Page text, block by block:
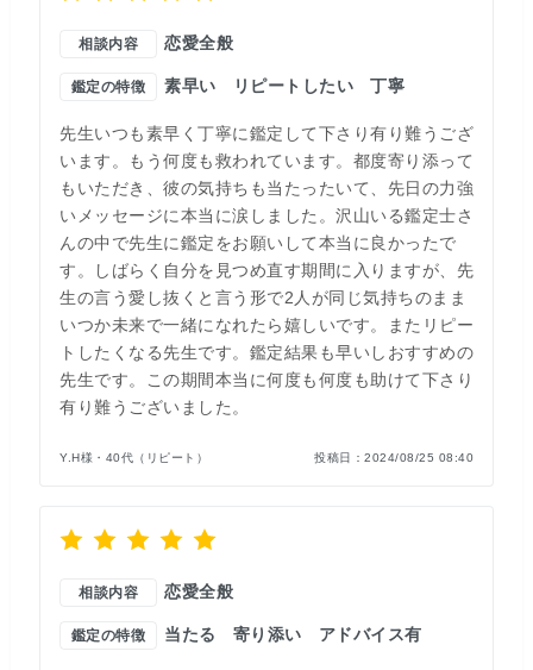
相談内容 恋愛全般
鑑定の特徴 素早い リピートしたい 丁寧
先生いつも素早く丁寧に鑑定して下さり有り難うござ
います。もう何度も救われています。都度寄り添って
もいただき、彼の気持ちも当たったいて、先日の力強
いメッセージに本当に涙しました。沢山いる鑑定士さ
んの中で先生に鑑定をお願いして本当に良かったで
す。しばらく自分を見つめ直す期間に入りますが、先
生の言う愛し抜くと言う形で2人が同じ気持ちのまま
いつか未来で一緒になれたら嬉しいです。またリピー
トしたくなる先生です。鑑定結果も早いしおすすめの
先生です。この期間本当に何度も何度も助けて下さり
有り難うございました。
Y.H様・40代（リピート） 投稿日： 2024/08/25 08:40
相談内容 恋愛全般
鑑定の特徴 当たる 寄り添い アドバイス有